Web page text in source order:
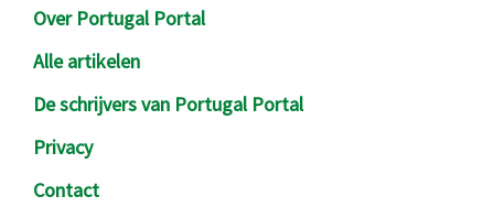
Over Portugal Portal
Alle artikelen
De schrijvers van Portugal Portal
Privacy
Contact